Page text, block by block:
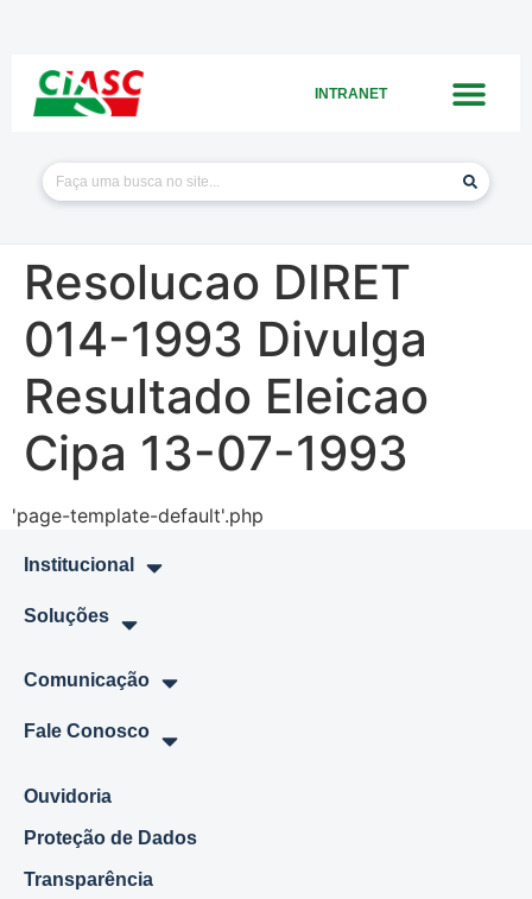
INTRANET
Resolucao DIRET
014-1993 Divulga
Resultado Eleicao
Cipa 13-07-1993
'page-template-default'.php
Institucional
Soluções
Comunicação
Fale Conosco
Ouvidoria
Proteção de Dados
Transparência